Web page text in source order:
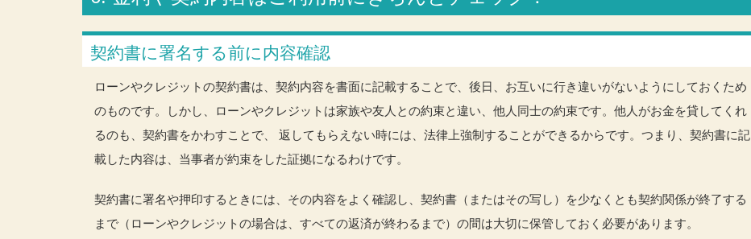
契約書に署名する前に内容確認
ローンやクレジットの契約書は、契約内容を書面に記載することで、後日、お互いに行き違いがないようにしておくため
のものです。しかし、ローンやクレジットは家族や友人との約束と違い、他人同士の約束です。他人がお金を貸してくれ
るのも、契約書をかわすことで、 返してもらえない時には、法律上強制することができるからです。つまり、契約書に記
載した内容は、当事者が約束をした証拠になるわけです。
契約書に署名や押印するときには、その内容をよく確認し、契約書（またはその写し）を少なくとも契約関係が終了する
まで（ローンやクレジットの場合は、すべての返済が終わるまで）の間は大切に保管しておく必要があります。